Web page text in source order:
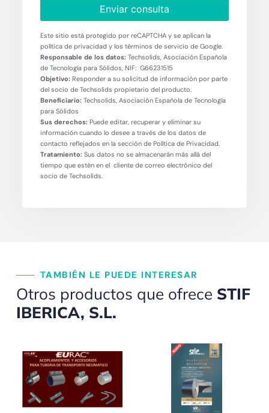
Enviar consulta
Este sitio está protegido por reCAPTCHA y se aplican la
política de privacidad y los términos de servicio de Google.
Responsable de los datos:Techsolids, Asociación Española
de Tecnología para Sólidos, NIF: G66231515
Objetivo:Responder a su solicitud de información por parte
del socio de Techsolids propietario del producto.
Beneficiario:Techsolids, Asociación Española de Tecnología
para Sólidos
Sus derechos:Puede editar, recuperar y eliminar su
información cuando lo desee a través de los datos de
contacto reflejados en la sección de Política de Privacidad.
Tratamiento:Sus datos no se almacenarán más allá del
tiempo que estén en el cliente de correo electrónico del
socio de Techsolids.
TAMBIÉN LE PUEDE INTERESAR
Otros productos que ofrece STIF
IBERICA, S.L.